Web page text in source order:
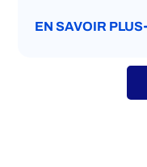
EN SAVOIR PLUS